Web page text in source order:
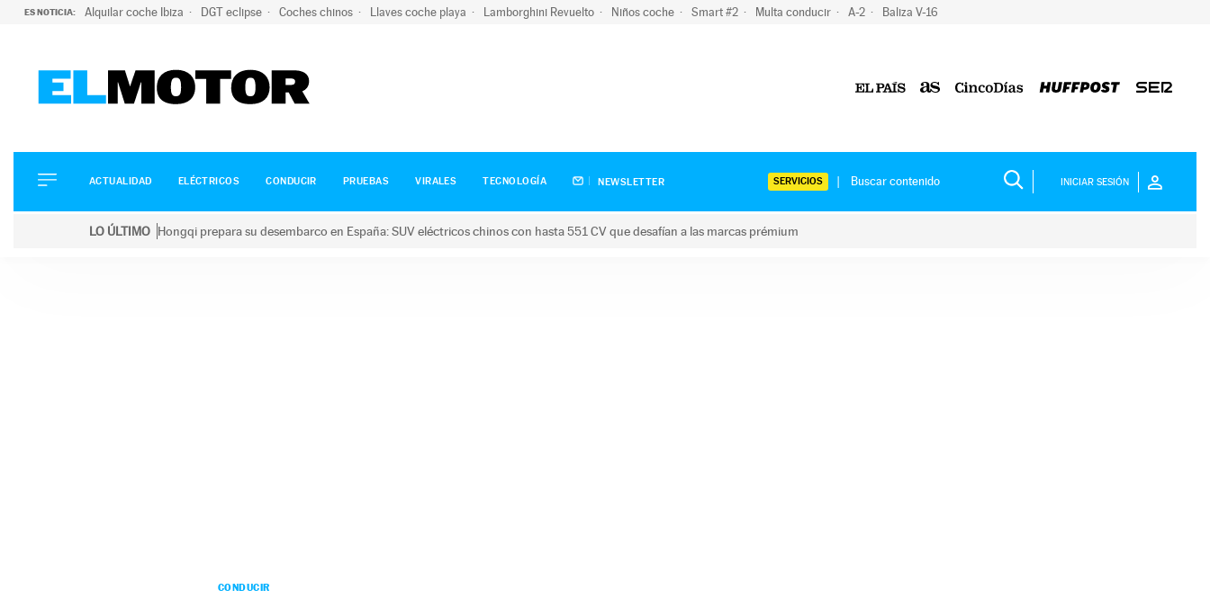
ES NOTICIA: Alquilar coche Ibiza DGT eclipse Coches chinos Llaves coche playa Lamborghini Revuelto Niños coche Smart #2 Multa conducir A-2 Baliza V-16
ELÉCTRICOS
CONDUCIR
ACTUALIDAD ELÉCTRICOS CONDUCIR PRUEBAS VIRALES TECNOLOGÍA NEWSLETTER SERVICIOS INICIAR SESIÓN
LO ÚLTIMO Hongqi prepara su desembarco en España: SUV eléctricos chinos con hasta 551 CV que desafían a las marcas prémium
CONDUCIR